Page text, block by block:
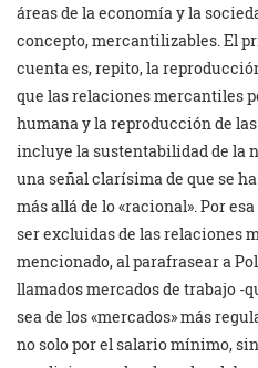
áreas de la economía y la
concepto, mercantilizables. El
cuenta es, repito, la
que las relaciones mercantiles
humana y la reproducción de
incluye la sustentabilidad de la
una señal clarísima de que se
más allá de lo «racional». Por
ser excluidas de las relaciones
mencionado, al parafrasear a
llamados mercados de trabajo -
sea de los «mercados» más
no solo por el salario mínimo,